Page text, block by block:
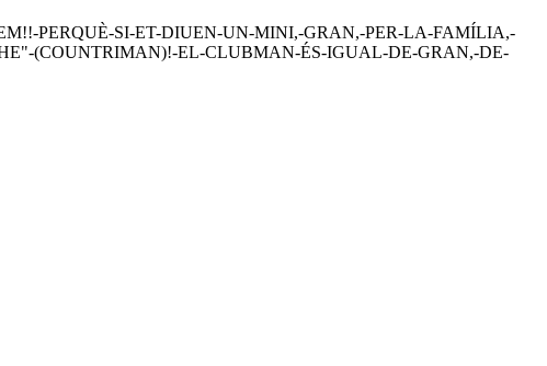
PERQUÈ-SI-ET-DIUEN-UN-MINI,-GRAN,-PER-LA-FAMÍLIA,-
(COUNTRIMAN)!-EL-CLUBMAN-ÉS-IGUAL-DE-GRAN,-DE-